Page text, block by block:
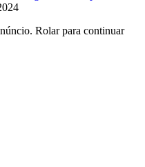
Rolar para continuar